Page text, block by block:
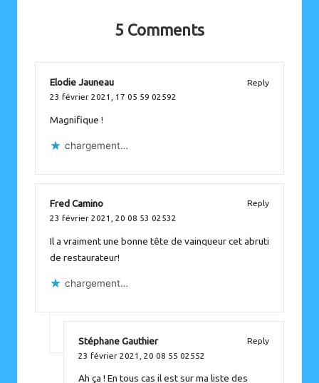
5 Comments
Elodie Jauneau
Reply
23 février 2021, 17 05 59 02592
Magnifique !
chargement…
Fred Camino
Reply
23 février 2021, 20 08 53 02532
Il a vraiment une bonne tête de vainqueur cet abruti
de restaurateur!
chargement…
Stéphane Gauthier
Reply
23 février 2021, 20 08 55 02552
Ah ça ! En tous cas il est sur ma liste des